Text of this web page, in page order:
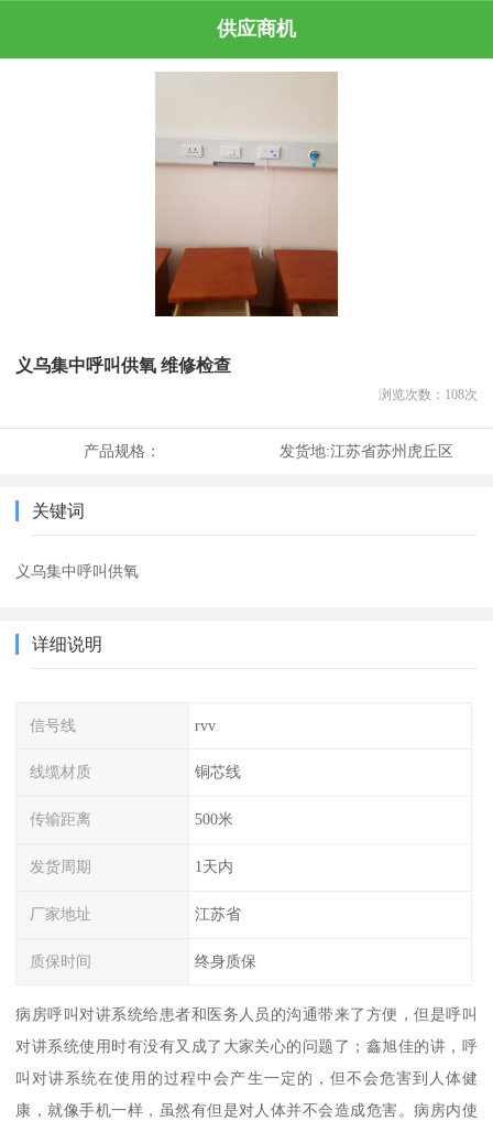
供应商机
义乌集中呼叫供氧 维修检查
浏览次数： 108次
产品规格： 发货地:江苏省苏州虎丘区
关键词
义乌集中呼叫供氧
详细说明
信号线 rvv
线缆材质 铜芯线
传输距离 500米
发货周期 1天内
厂家地址 江苏省
质保时间 终身质保
病房呼叫对讲系统给患者和医务人员的沟通带来了方便，但是呼叫
对讲系统使用时有没有又成了大家关心的问题了；鑫旭佳的讲，呼
叫对讲系统在使用的过程中会产生一定的，但不会危害到人体健
康，就像手机一样，虽然有但是对人体并不会造成危害。病房内使